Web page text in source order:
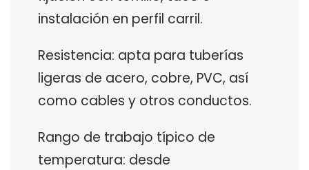
instalación en perfil carril.
Resistencia: apta para tuberías
ligeras de acero, cobre, PVC, así
como cables y otros conductos.
Rango de trabajo típico de
temperatura: desde